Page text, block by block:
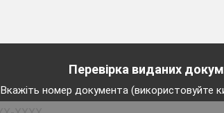
Перевірка виданих
Вкажіть номер документа (використовуйте